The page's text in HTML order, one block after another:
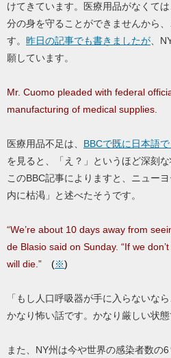
けてきています。医療用品がなくて
分の身を守ることができませんから
す。 昨日の記事でも書きましたが 、
願しています。
Mr. Cuomo pleaded with federal
manufacturing of medical supplies.
医療用品不足は、 BBCで既に日本語
を見ると、「え？」というほど深刻
このBBC記事によりますと、ニュー
内に枯渇」と述べたそうです。
“We’re about 10 days away from
de Blasio said on Sunday. “If we
will die.” (※)
「もし人口呼吸器が手に入らないな
かなり怖い話です。かなり厳しい状態
また、NY州は今や世界の感染者数の